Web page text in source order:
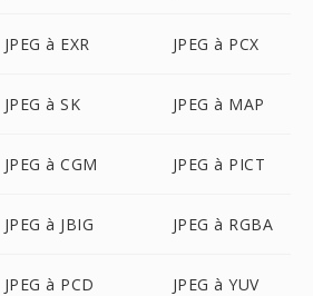
JPEG à EXR JPEG à PCX
JPEG à SK JPEG à MAP
JPEG à CGM JPEG à PICT
JPEG à JBIG JPEG à RGBA
JPEG à PCD JPEG à YUV